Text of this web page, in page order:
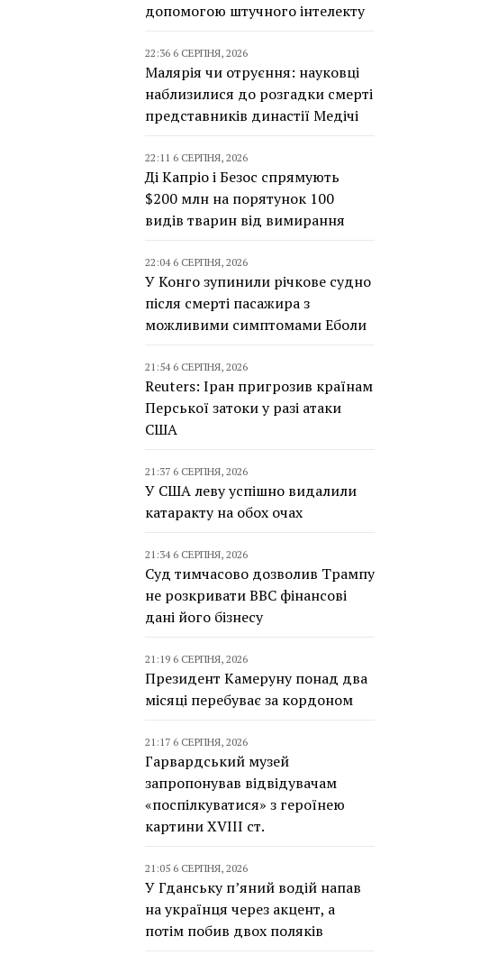
допомогою штучного інтелекту
22:36 6 СЕРПНЯ, 2026
Малярія чи отруєння: науковці
наблизилися до розгадки смерті
представників династії Медічі
22:11 6 СЕРПНЯ, 2026
Ді Капріо і Безос спрямують
$200 млн на порятунок 100
видів тварин від вимирання
22:04 6 СЕРПНЯ, 2026
У Конго зупинили річкове судно
після смерті пасажира з
можливими симптомами Еболи
21:54 6 СЕРПНЯ, 2026
Reuters: Іран пригрозив країнам
Перської затоки у разі атаки
США
21:37 6 СЕРПНЯ, 2026
У США леву успішно видалили
катаракту на обох очах
21:34 6 СЕРПНЯ, 2026
Суд тимчасово дозволив Трампу
не розкривати BBC фінансові
дані його бізнесу
21:19 6 СЕРПНЯ, 2026
Президент Камеруну понад два
місяці перебуває за кордоном
21:17 6 СЕРПНЯ, 2026
Гарвардський музей
запропонував відвідувачам
«поспілкуватися» з героїнею
картини XVIII ст.
21:05 6 СЕРПНЯ, 2026
У Гданську п’яний водій напав
на українця через акцент, а
потім побив двох поляків